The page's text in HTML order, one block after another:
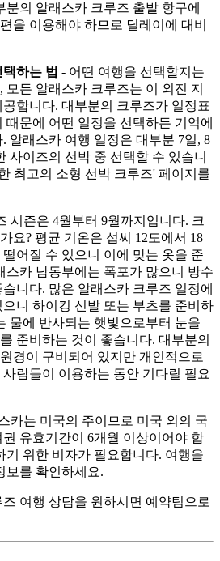
의 알래스카 크루즈 출발 항구에
을 이용해야 하므로 딜레이에 대비
하는 법 - 어떤 여행을 선택할지는
든 알래스카 크루즈는 이 외진 지
합니다. 대부분의 크루즈가 일정표
때문에 어떤 일정을 선택하든 기억에
알래스카 여행 일정은 대부분 7일, 8
사이즈의 선박 중 선택할 수 있습니
최고의 소형 선박 크루즈' 페이지를
시즌은 4월부터 9월까지입니다. 크
요? 평균 기온은 섭씨 12도에서 18
어질 수 있으니 이에 맞는 옷을 준
스카 남동부에는 폭포가 많으니 방수
니다. 많은 알래스카 크루즈 일정에
니 하이킹 신발 또는 부츠를 준비하
물에 반사되는 햇빛으로부터 눈을
준비하는 것이 좋습니다. 대부분의
경이 구비되어 있지만 개인적으로
람들이 이용하는 동안 기다릴 필요
카는 미국의 주이므로 미국 외의 국
유효기간이 6개월 이상이어야 합
기 위한 비자가 필요합니다. 여행을
보를 확인하세요.
여행 상담을 원하시면 예약팀으로